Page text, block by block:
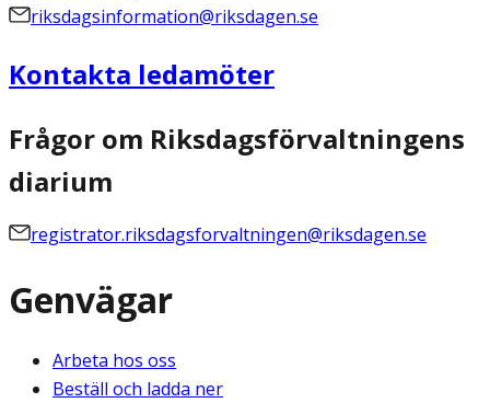
riksdagsinformation@riksdagen.se
Kontakta ledamöter
Frågor om Riksdagsförvaltningens
diarium
registrator.riksdagsforvaltningen@riksdagen.se
Genvägar
Arbeta hos oss
Beställ och ladda ner